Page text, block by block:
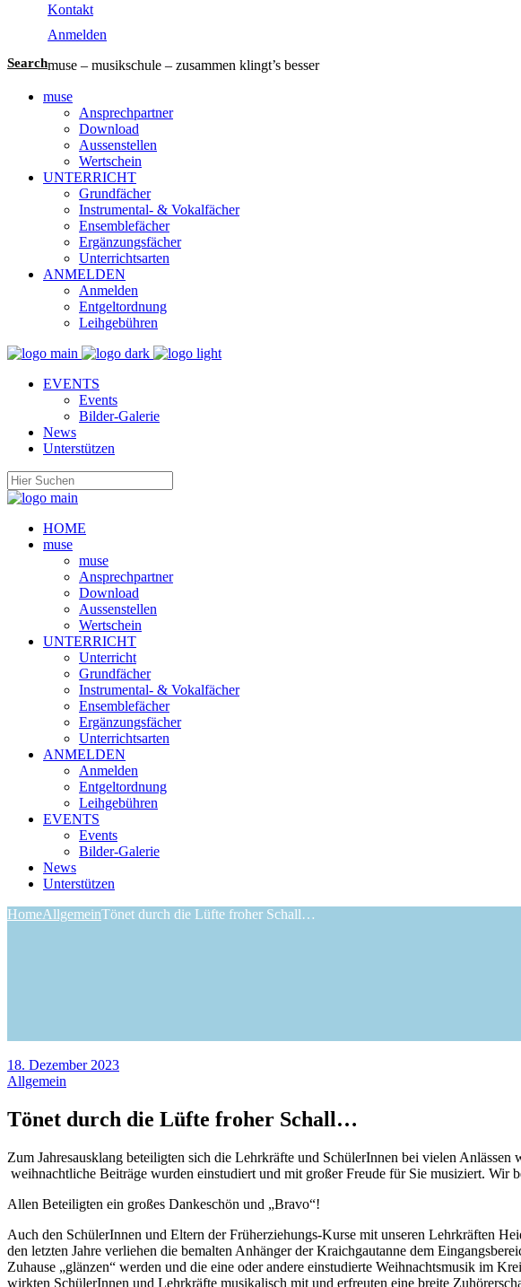
Kontakt
Anmelden
muse – musikschule – zusammen klingt’s besser
Search
muse
Ansprechpartner
Download
Aussenstellen
Wertschein
UNTERRICHT
Grundfächer
Instrumental- & Vokalfächer
Ensemblefächer
Ergänzungsfächer
Unterrichtsarten
ANMELDEN
Anmelden
Entgeltordnung
Leihgebühren
EVENTS
Events
Bilder-Galerie
News
Unterstützen
HOME
muse
muse
Ansprechpartner
Download
Aussenstellen
Wertschein
UNTERRICHT
Unterricht
Grundfächer
Instrumental- & Vokalfächer
Ensemblefächer
Ergänzungsfächer
Unterrichtsarten
ANMELDEN
Anmelden
Entgeltordnung
Leihgebühren
EVENTS
Events
Bilder-Galerie
News
Unterstützen
HomeAllgemeinTönet durch die Lüfte froher Schall…
18. Dezember 2023
Allgemein
Tönet durch die Lüfte froher Schall…
Zum Jahresausklang beteiligten sich die Lehrkräfte und SchülerInnen bei vielen
weihnachtliche Beiträge wurden einstudiert und mit großer Freude für Sie musiziert.
Allen Beteiligten ein großes Dankeschön und „Bravo“!
Auch den SchülerInnen und Eltern der Früherziehungs-Kurse mit unseren Lehrkräften
den letzten Jahre verliehen die bemalten Anhänger der Kraichgautanne dem
Zuhause „glänzen“ werden und die eine oder andere einstudierte Weihnachtsmusik im
wirkten SchülerInnen und Lehrkräfte musikalisch mit und erfreuten eine breite